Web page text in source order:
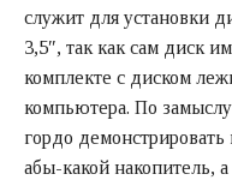
служит для установки
3,5″, так как сам диск
комплекте с диском
компьютера. По
гордо
абы-какой накопитель,